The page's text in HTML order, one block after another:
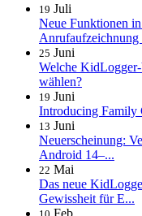
19 Juli
Neue Funktionen
Anrufaufzeichnung
25 Juni
Welche
wählen?
19 Juni
Introducing Family
13 Juni
Neuerscheinung:
Android 14–...
22 Mai
Das neue
Gewissheit für E...
Feb.